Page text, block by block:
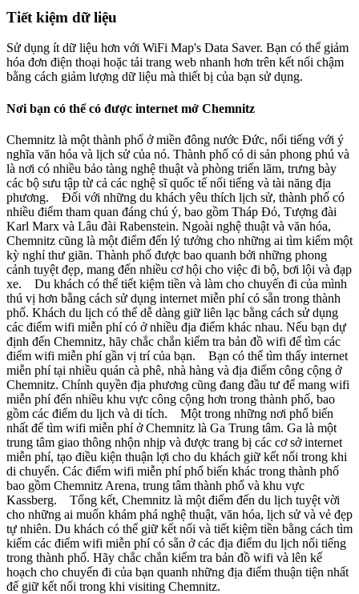
Tiết kiệm dữ liệu
Sử dụng ít dữ liệu hơn với WiFi Map's Data Saver. Bạn có thể giảm
hóa đơn điện thoại hoặc tải trang web nhanh hơn trên kết nối chậm
bằng cách giảm lượng dữ liệu mà thiết bị của bạn sử dụng.
Nơi bạn có thể có được internet mở Chemnitz
Chemnitz là một thành phố ở miền đông nước Đức, nổi tiếng với ý
nghĩa văn hóa và lịch sử của nó. Thành phố có di sản phong phú và
là nơi có nhiều bảo tàng nghệ thuật và phòng triển lãm, trưng bày
các bộ sưu tập từ cả các nghệ sĩ quốc tế nổi tiếng và tài năng địa
phương. Đối với những du khách yêu thích lịch sử, thành phố có
nhiều điểm tham quan đáng chú ý, bao gồm Tháp Đỏ, Tượng đài
Karl Marx và Lâu đài Rabenstein. Ngoài nghệ thuật và văn hóa,
Chemnitz cũng là một điểm đến lý tưởng cho những ai tìm kiếm một
kỳ nghỉ thư giãn. Thành phố được bao quanh bởi những phong
cảnh tuyệt đẹp, mang đến nhiều cơ hội cho việc đi bộ, bơi lội và đạp
xe. Du khách có thể tiết kiệm tiền và làm cho chuyến đi của mình
thú vị hơn bằng cách sử dụng internet miễn phí có sẵn trong thành
phố. Khách du lịch có thể dễ dàng giữ liên lạc bằng cách sử dụng
các điểm wifi miễn phí có ở nhiều địa điểm khác nhau. Nếu bạn dự
định đến Chemnitz, hãy chắc chắn kiểm tra bản đồ wifi để tìm các
điểm wifi miễn phí gần vị trí của bạn. Bạn có thể tìm thấy internet
miễn phí tại nhiều quán cà phê, nhà hàng và địa điểm công cộng ở
Chemnitz. Chính quyền địa phương cũng đang đầu tư để mang wifi
miễn phí đến nhiều khu vực công cộng hơn trong thành phố, bao
gồm các điểm du lịch và di tích. Một trong những nơi phổ biến
nhất để tìm wifi miễn phí ở Chemnitz là Ga Trung tâm. Ga là một
trung tâm giao thông nhộn nhịp và được trang bị các cơ sở internet
miễn phí, tạo điều kiện thuận lợi cho du khách giữ kết nối trong khi
di chuyển. Các điểm wifi miễn phí phổ biến khác trong thành phố
bao gồm Chemnitz Arena, trung tâm thành phố và khu vực
Kassberg. Tổng kết, Chemnitz là một điểm đến du lịch tuyệt vời
cho những ai muốn khám phá nghệ thuật, văn hóa, lịch sử và vẻ đẹp
tự nhiên. Du khách có thể giữ kết nối và tiết kiệm tiền bằng cách tìm
kiếm các điểm wifi miễn phí có sẵn ở các địa điểm du lịch nổi tiếng
trong thành phố. Hãy chắc chắn kiểm tra bản đồ wifi và lên kế
hoạch cho chuyến đi của bạn quanh những địa điểm thuận tiện nhất
để giữ kết nối trong khi visiting Chemnitz.